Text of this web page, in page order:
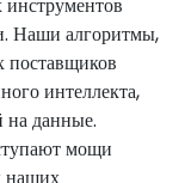
Наши алгоритмы,
поставщиков
интеллекта,
на данные.
мощи
наших